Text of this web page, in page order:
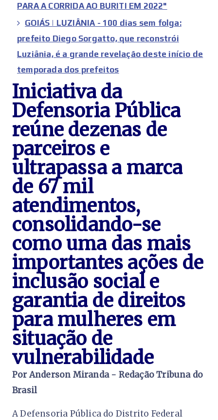
PARA A CORRIDA AO BURITI EM 2022"
GOIÁS | LUZIÂNIA - 100 dias sem folga:
prefeito Diego Sorgatto, que reconstrói
Luziânia, é a grande revelação deste início de
temporada dos prefeitos
Iniciativa da
Defensoria Pública
reúne dezenas de
parceiros e
ultrapassa a marca
de 67 mil
atendimentos,
consolidando-se
como uma das mais
importantes ações de
inclusão social e
garantia de direitos
para mulheres em
situação de
vulnerabilidade
Por Anderson Miranda - Redação Tribuna do
Brasil
A Defensoria Pública do Distrito Federal